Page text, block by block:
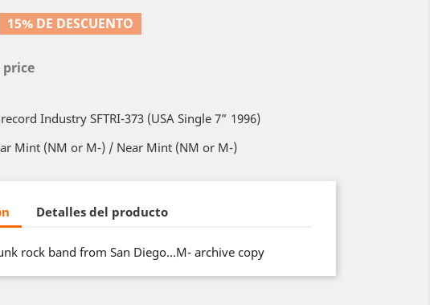
15% DE DESCUENTO
Industry SFTRI-373 (USA Single 7” 1996)
Mint (NM or M-) / Near Mint (NM or M-)
Detalles del producto
rock band from San Diego…M- archive copy